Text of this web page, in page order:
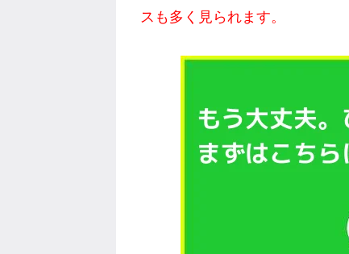
スも多く見られます。